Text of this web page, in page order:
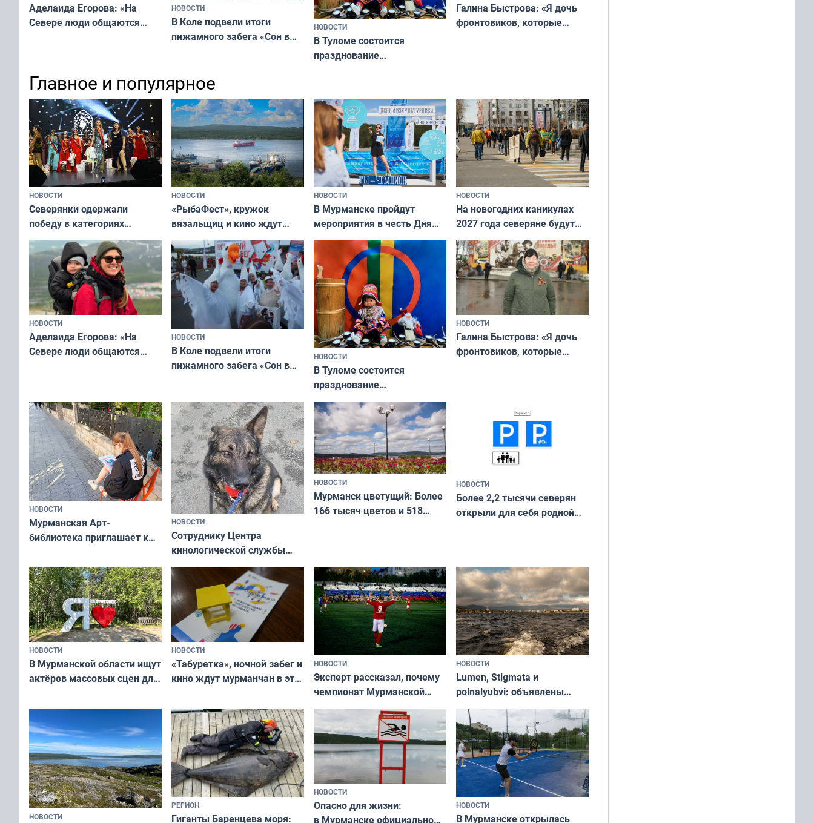
Аделаида Егорова: «На
Севере люди общаются
НОВОСТИ
В Коле подвели итоги
пижамного забега «Сон в
НОВОСТИ
В Туломе состоится
празднование
Галина Быстрова: «Я дочь
фронтовиков, которые
Главное и популярное
НОВОСТИ
Северянки одержали
победу в категориях
всероссийского конкурса
«Мисс и Миссис Великая
Русь»
НОВОСТИ
«РыбаФест», кружок
вязальщиц и кино ждут
мурманчан в эти выходные
НОВОСТИ
В Мурманске пройдут
мероприятия в честь Дня
физкультурника
НОВОСТИ
На новогодних каникулах
2027 года северяне будут
отдыхать 11 дней
НОВОСТИ
Аделаида Егорова: «На
Севере люди общаются
НОВОСТИ
В Коле подвели итоги
пижамного забега «Сон в
НОВОСТИ
В Туломе состоится
празднование
Международного дня
коренных народов мира
НОВОСТИ
Галина Быстрова: «Я дочь
фронтовиков, которые
НОВОСТИ
Мурманская Арт-
библиотека приглашает к
и фотографов
НОВОСТИ
Сотруднику Центра
кинологической службы
ищут новый дом
НОВОСТИ
Мурманск цветущий: Более
166 тысяч цветов и 518
НОВОСТИ
Более 2,2 тысячи северян
открыли для себя родной
НОВОСТИ
В Мурманской области ищут
актёров массовых сцен для
короткометражном фильме
НОВОСТИ
«Табуретка», ночной забег и
кино ждут мурманчан в эти
НОВОСТИ
Эксперт рассказал, почему
чемпионат Мурманской
области по футболу остался
незамеченным
НОВОСТИ
Lumen, Stigmata и
polnalyubvi: объявлены
хедлайнеры фестиваля
«Имандра» в 2026 года
НОВОСТИ
РЕГИОН
Гиганты Баренцева моря:
НОВОСТИ
Опасно для жизни:
в Мурманске официально
НОВОСТИ
В Мурманске открылась